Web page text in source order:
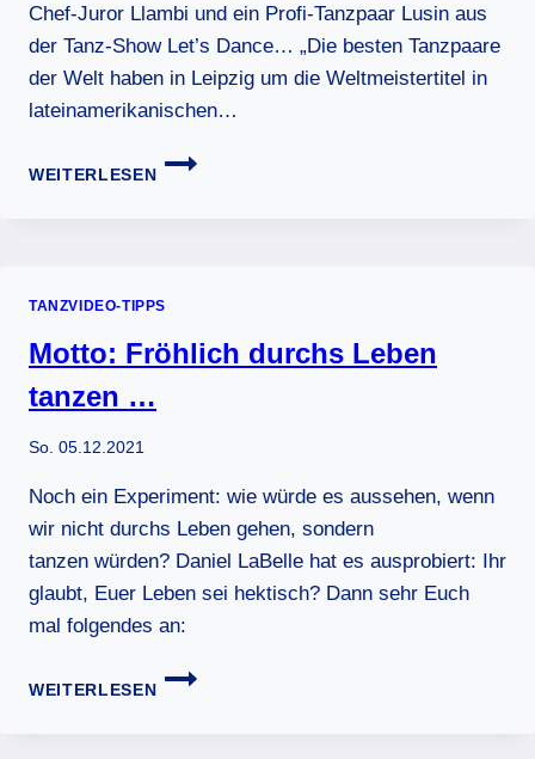
Chef-Juror Llambi und ein Profi-Tanzpaar Lusin aus
der Tanz-Show Let’s Dance… „Die besten Tanzpaare
der Welt haben in Leipzig um die Weltmeistertitel in
lateinamerikanischen…
WEITERLESEN
MEDIATHEK-
TIPP:
(MDR)
TANZVIDEO-TIPPS
Motto: Fröhlich durchs Leben
tanzen …
So. 05.12.2021
Noch ein Experiment: wie würde es aussehen, wenn
wir nicht durchs Leben gehen, sondern
tanzen würden? Daniel LaBelle hat es ausprobiert: Ihr
glaubt, Euer Leben sei hektisch? Dann sehr Euch
mal folgendes an:
WEITERLESEN
MOTTO:
FRÖHLICH